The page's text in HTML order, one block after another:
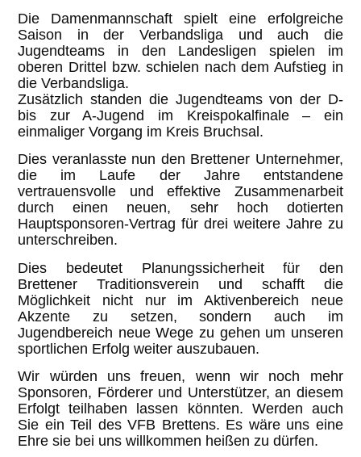
Die Damenmannschaft spielt eine erfolgreiche
Saison in der Verbandsliga und auch die
Jugendteams in den Landesligen spielen im
oberen Drittel bzw. schielen nach dem Aufstieg in
die Verbandsliga.
Zusätzlich standen die Jugendteams von der D-
bis zur A-Jugend im Kreispokalfinale – ein
einmaliger Vorgang im Kreis Bruchsal.
Dies veranlasste nun den Brettener Unternehmer,
die im Laufe der Jahre entstandene
vertrauensvolle und effektive Zusammenarbeit
durch einen neuen, sehr hoch dotierten
Hauptsponsoren-Vertrag für drei weitere Jahre zu
unterschreiben.
Dies bedeutet Planungssicherheit für den
Brettener Traditionsverein und schafft die
Möglichkeit nicht nur im Aktivenbereich neue
Akzente zu setzen, sondern auch im
Jugendbereich neue Wege zu gehen um unseren
sportlichen Erfolg weiter auszubauen.
Wir würden uns freuen, wenn wir noch mehr
Sponsoren, Förderer und Unterstützer, an diesem
Erfolgt teilhaben lassen könnten. Werden auch
Sie ein Teil des VFB Brettens. Es wäre uns eine
Ehre sie bei uns willkommen heißen zu dürfen.